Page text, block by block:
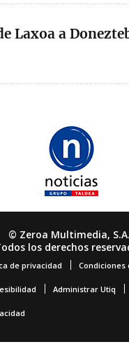
Laxoa a
© Zeroa Multimedia, S.A.
los derechos
de privacidad Condiciones
Administrar Utiq